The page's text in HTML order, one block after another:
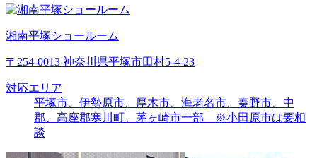
湘南平塚ショールーム
〒254-0013 神奈川県平塚市田村5-4-23
対応エリア
平塚市、伊勢原市、厚木市、海老名市、秦野市、中
郡、高座郡寒川町、茅ヶ崎市一部 ※小田原市は要相
談